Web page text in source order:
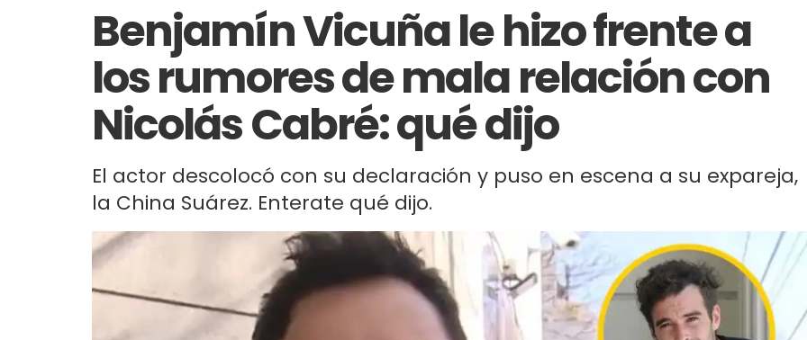
Benjamín Vicuña le hizo frente a
los rumores de mala relación con
Nicolás Cabré: qué dijo
El actor descolocó con su declaración y puso en escena a su expareja,
la China Suárez. Enterate qué dijo.